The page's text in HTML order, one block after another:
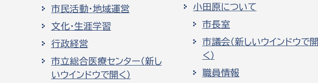
市民活動・地域運営
文化・生涯学習
行政経営
市立総合医療センター（新し
いウインドウで開く）
小田原について
市長室
市議会（新しいウインドウで開
く）
職員情報